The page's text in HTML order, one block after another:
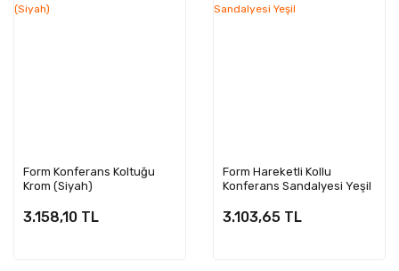
Form Konferans Koltuğu
Krom (Siyah)
3.158,10 TL
Form Hareketli Kollu
Konferans Sandalyesi Yeşil
3.103,65 TL